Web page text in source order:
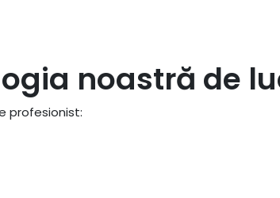
noastră de
profesionist: